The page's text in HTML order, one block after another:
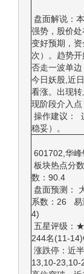
盘面解说：
强势，股价
变好预期，
次）。趋势
否走一波单边
今日妖股,近
看涨。出现
现阶段介入点
操作建议：
稳妥）。
601702,华
板块热点分
数：90.4
盘面预测：
系数：26 易
4)
五星评级：
244名(11-
涨跌停：近
13,10-23,10-